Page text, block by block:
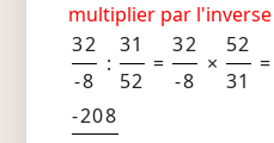
multiplier par
32
-8
:
31
52
=
32
-8
×
52
31
-208